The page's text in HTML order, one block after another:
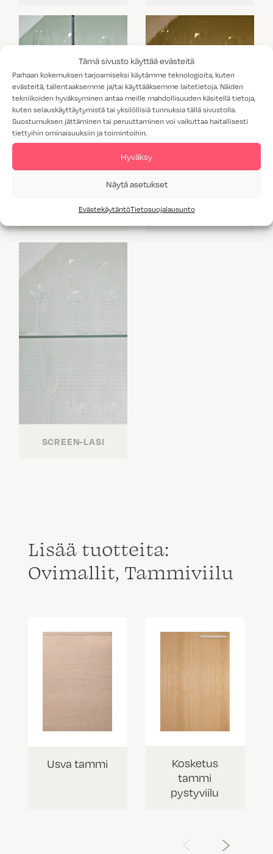
Tämä sivusto käyttää evästeitä
Parhaan kokemuksen tarjoamiseksi käytämme teknologioita, kuten
evästeitä, tallentaaksemme ja/tai käyttääksemme laitetietoja. Näiden
tekniikoiden hyväksyminen antaa meille mahdollisuuden käsitellä tietoja,
kuten selauskäyttäytymistä tai yksilöllisiä tunnuksia tällä sivustolla.
Suostumuksen jättäminen tai peruuttaminen voi vaikuttaa haitallisesti
tiettyihin ominaisuuksiin ja toimintoihin.
Hyväksy
Näytä asetukset
EvästekäytäntöTietosuojalausunto
TIMANTTILYIJYLASI ANTIIKKILASI
SCREEN-LASI
Lisää tuotteita:
Ovimallit, Tammiviilu
Usva tammi
Kosketus
tammi
pystyviilu
›